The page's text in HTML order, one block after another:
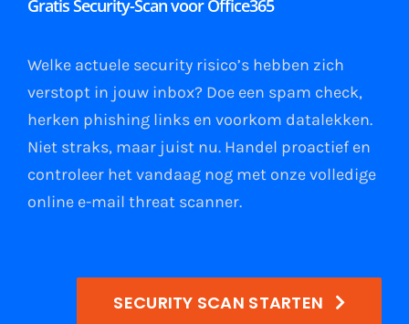
Gratis Security-Scan voor Office365
Welke actuele security risico’s hebben zich
verstopt in jouw inbox? Doe een spam check,
herken phishing linksen voorkom datalekken.
Niet straks, maar juist nu. Handel proactief en
controleer het vandaag nog met onze volledige
online e-mail threat scanner.
SECURITY SCAN STARTEN